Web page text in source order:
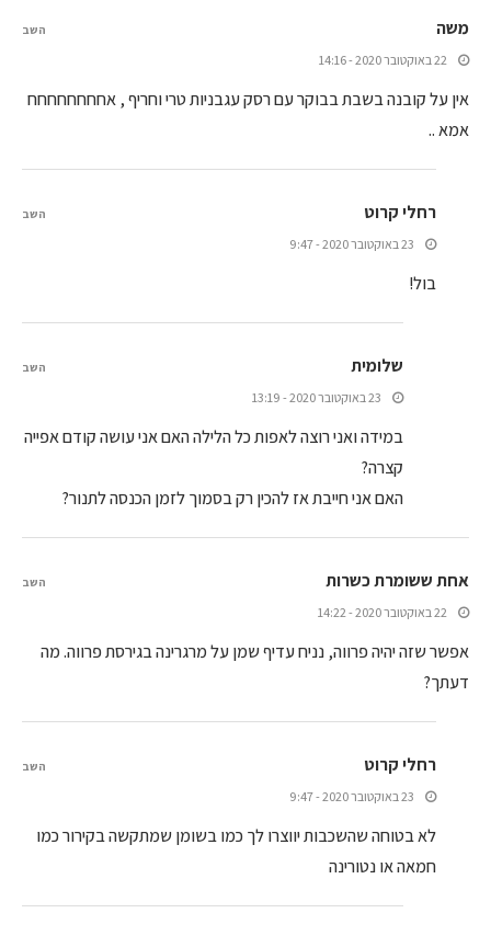
משה
22 באוקטובר 2020 - 14:16
אין על קובנה בשבת בבוקר עם רסק עגבניות טרי וחריף , אחחחחחחחח
אמא ..
השב
רחלי קרוט
23 באוקטובר 2020 - 9:47
בול!
השב
שלומית
23 באוקטובר 2020 - 13:19
במידה ואני רוצה לאפות כל הלילה האם אני עושה קודם אפייה
קצרה?
האם אני חייבת אז להכין רק בסמוך לזמן הכנסה לתנור?
השב
אחת ששומרת כשרות
22 באוקטובר 2020 - 14:22
אפשר שזה יהיה פרווה, נניח עדיף שמן על מרגרינה בגירסת פרווה. מה
דעתך?
השב
רחלי קרוט
23 באוקטובר 2020 - 9:47
לא בטוחה שהשכבות יווצרו לך כמו בשומן שמתקשה בקירור כמו
חמאה או נטורינה
השב